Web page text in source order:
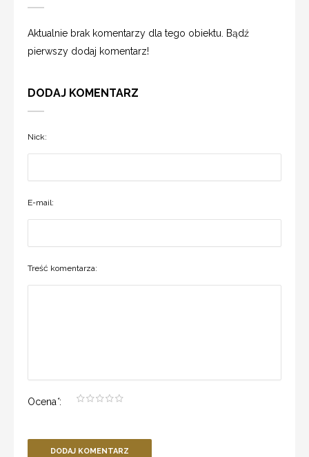
Aktualnie brak komentarzy dla tego obiektu. Bądź
pierwszy dodaj komentarz!
DODAJ KOMENTARZ
Nick:
E-mail:
Treść komentarza:
Ocena*:
DODAJ KOMENTARZ